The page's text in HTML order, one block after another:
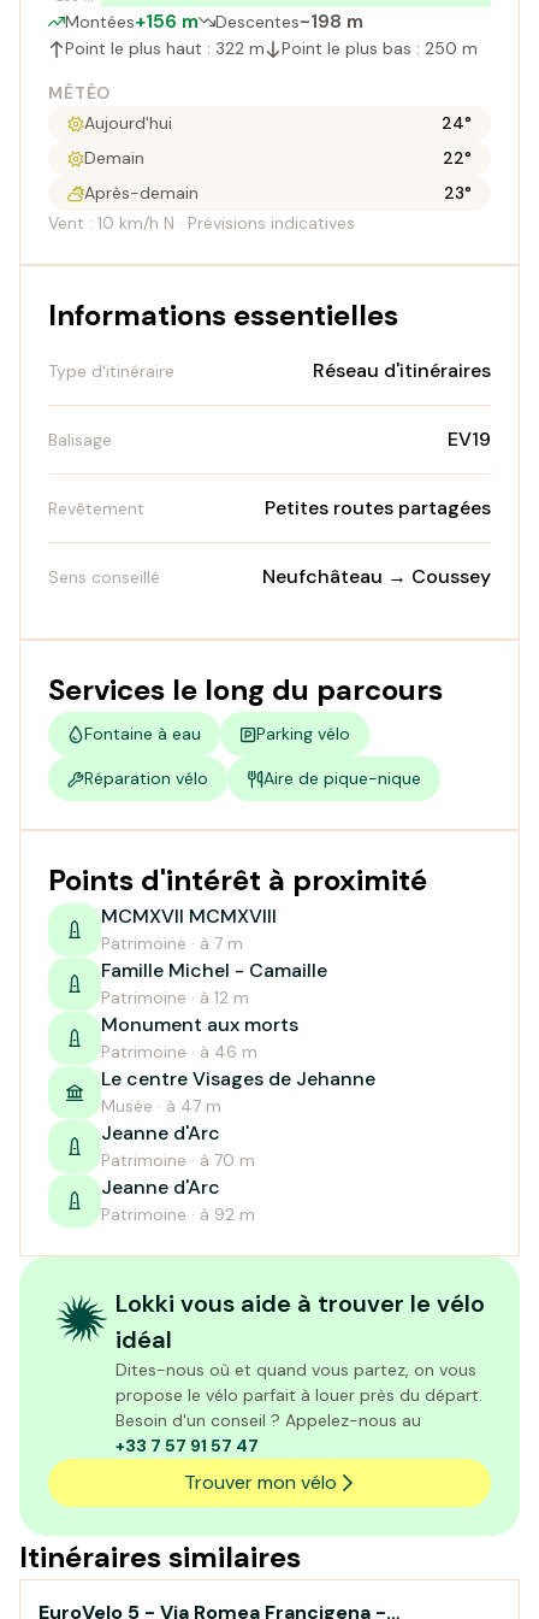
Montées+156 m Descentes-198 m
Point le plus haut : 322 m Point le plus bas : 250 m
MÉTÉO
Aujourd'hui
24°
Demain
22°
Après-demain
23°
Vent : 10 km/h N · Prévisions indicatives
Informations essentielles
Type d'itinéraire Réseau d'itinéraires
Balisage EV19
Revêtement Petites routes partagées
Sens conseillé Neufchâteau → Coussey
Services le long du parcours
Fontaine à eau Parking vélo
Réparation vélo Aire de pique-nique
Points d'intérêt à proximité
MCMXVII MCMXVIII
Patrimoine · à 7 m
Famille Michel - Camaille
Patrimoine · à 12 m
Monument aux morts
Patrimoine · à 46 m
Le centre Visages de Jehanne
Musée · à 47 m
Jeanne d'Arc
Patrimoine · à 70 m
Jeanne d'Arc
Patrimoine · à 92 m
Lokki vous aide à trouver le vélo
idéal
Dites-nous où et quand vous partez, on vous
propose le vélo parfait à louer près du départ.
Besoin d'un conseil ? Appelez-nous au
+33 7 57 91 57 47
Trouver mon vélo
Itinéraires similaires
Au fil de l'eau
EuroVelo 5 - Via Romea Francigena -